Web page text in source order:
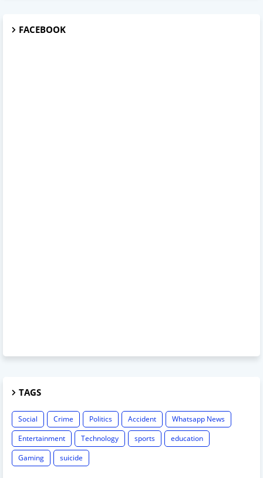
FACEBOOK
TAGS
Social Crime Politics Accident
Whatsapp News
Entertainment
Technology sports
education
Gaming
suicide